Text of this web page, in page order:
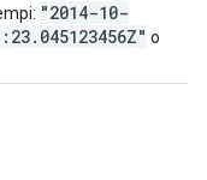
"2014-10-
o